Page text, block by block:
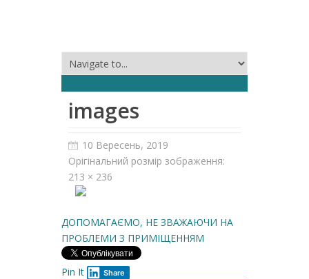
images
10 Вересень, 2019
Орігінальний розмір зображення:
213 × 236
ДОПОМАГАЄМО, НЕ ЗВАЖАЮЧИ НА
ПРОБЛЕМИ З ПРИМІЩЕННЯМ
Pin It Share